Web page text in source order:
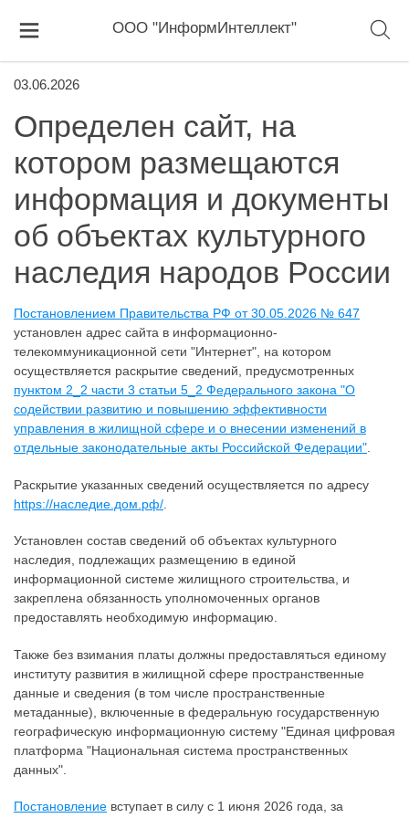
ООО "ИнформИнтеллект"
03.06.2026
Определен сайт, на
котором размещаются
информация и документы
об объектах культурного
наследия народов России
Постановлением Правительства РФ от 30.05.2026 № 647
установлен адрес сайта в информационно-
телекоммуникационной сети "Интернет", на котором
осуществляется раскрытие сведений, предусмотренных
пунктом 2_2 части 3 статьи 5_2 Федерального закона "О
содействии развитию и повышению эффективности
управления в жилищной сфере и о внесении изменений в
отдельные законодательные акты Российской Федерации"
Раскрытие указанных сведений осуществляется по адресу
https://наследие.дом.рф/
Установлен состав сведений об объектах культурного
наследия, подлежащих размещению в единой
информационной системе жилищного строительства, и
закреплена обязанность уполномоченных органов
предоставлять необходимую информацию.
Также без взимания платы должны предоставляться единому
институту развития в жилищной сфере пространственные
данные и сведения (в том числе пространственные
метаданные), включенные в федеральную государственную
географическую информационную систему "Единая цифровая
платформа "Национальная система пространственных
данных".
Постановление вступает в силу с 1 июня 2026 года, за